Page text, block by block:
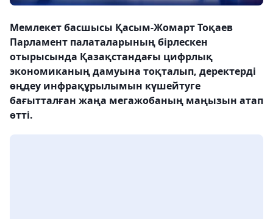
Мемлекет басшысы Қасым-Жомарт Тоқаев
Парламент палаталарының бірлескен
отырысында Қазақстандағы цифрлық
экономиканың дамуына тоқталып, деректерді
өңдеу инфрақұрылымын күшейтуге
бағытталған жаңа мегажобаның маңызын атап
өтті.